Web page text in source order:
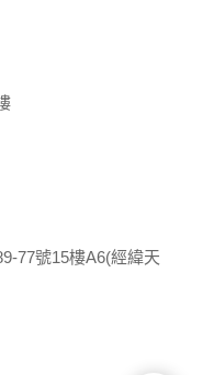
的個人資料。
77號15樓A6(經緯天